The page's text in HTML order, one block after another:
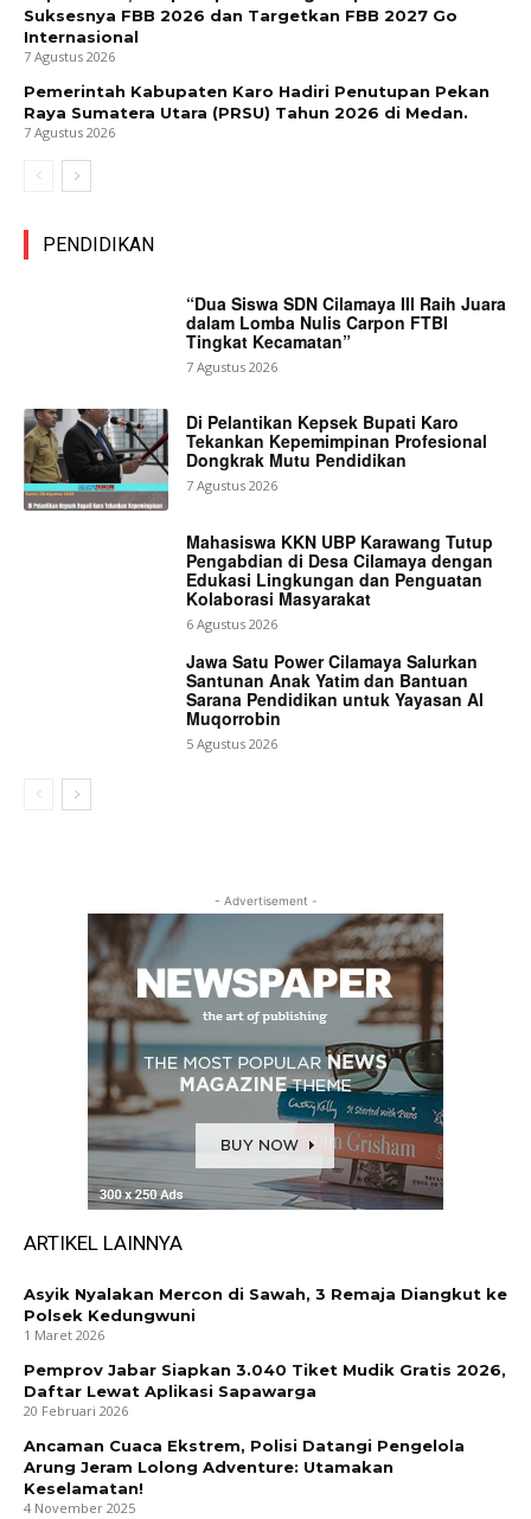
Suksesnya FBB 2026 dan Targetkan FBB 2027 Go
Internasional
7 Agustus 2026
Pemerintah Kabupaten Karo Hadiri Penutupan Pekan
Raya Sumatera Utara (PRSU) Tahun 2026 di Medan.
7 Agustus 2026
PENDIDIKAN
“Dua Siswa SDN Cilamaya III Raih Juara
dalam Lomba Nulis Carpon FTBI
Tingkat Kecamatan”
7 Agustus 2026
Di Pelantikan Kepsek Bupati Karo
Tekankan Kepemimpinan Profesional
Dongkrak Mutu Pendidikan
7 Agustus 2026
Mahasiswa KKN UBP Karawang Tutup
Pengabdian di Desa Cilamaya dengan
Edukasi Lingkungan dan Penguatan
Kolaborasi Masyarakat
6 Agustus 2026
Jawa Satu Power Cilamaya Salurkan
Santunan Anak Yatim dan Bantuan
Sarana Pendidikan untuk Yayasan Al
Muqorrobin
5 Agustus 2026
- Advertisement -
ARTIKEL LAINNYA
Asyik Nyalakan Mercon di Sawah, 3 Remaja Diangkut ke
Polsek Kedungwuni
1 Maret 2026
Pemprov Jabar Siapkan 3.040 Tiket Mudik Gratis 2026,
Daftar Lewat Aplikasi Sapawarga
20 Februari 2026
Ancaman Cuaca Ekstrem, Polisi Datangi Pengelola
Arung Jeram Lolong Adventure: Utamakan
Keselamatan!
4 November 2025